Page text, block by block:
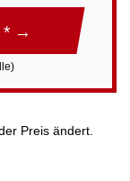
Preis ändert.